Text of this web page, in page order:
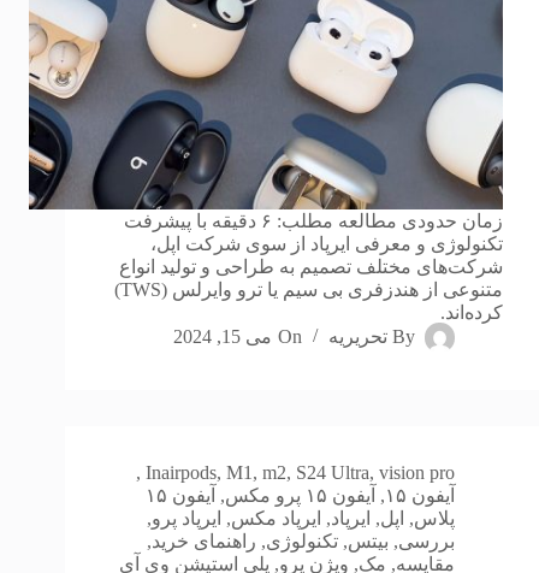
زمان حدودی مطالعه مطلب: ۶ دقیقه با پیشرفت
تکنولوژی و معرفی ایرپاد از سوی شرکت اپل،
شرکت‌های مختلف تصمیم به طراحی و تولید انواع
متنوعی از هندزفری بی سیم یا ترو وایرلس (TWS)
کرده‌اند.
By تحریریه On می 15, 2024
Inairpods, M1 , m2, S24 Ultra, vision pro
,
آیفون ۱۵
, آیفون ۱۵ پرو مکس ,
آیفون ۱۵
پلاس, اپل, ایرپاد, ایرپاد مکس, ایرپاد پرو,
بررسی, بیتس, تکنولوژی, راهنمای خرید,
مقایسه, مک, ویژن پرو, پلی استیشن وی آی